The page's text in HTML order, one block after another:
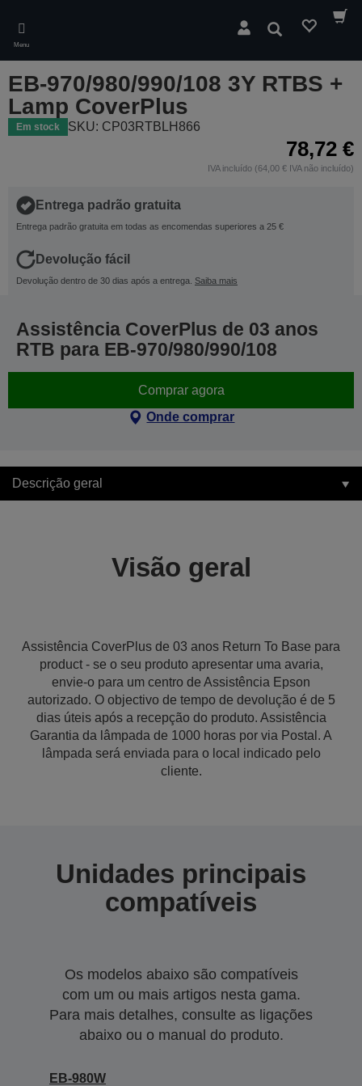
main
content
Menu
Pesquisar
EB-970/980/990/108 3Y RTBS +
Lamp CoverPlus
Em stock SKU: CP03RTBLH866
78,72 €
IVA incluído (64,00 € IVA não incluído)
Entrega padrão gratuita
Entrega padrão gratuita em todas as encomendas superiores a 25 €
Devolução fácil
Devolução dentro de 30 dias após a entrega. Saiba mais
Assistência CoverPlus de 03 anos
RTB para EB-970/980/990/108
Comprar agora
Onde comprar
Descrição geral
Visão geral
Assistência CoverPlus de 03 anos Return To Base para
product - se o seu produto apresentar uma avaria,
envie-o para um centro de Assistência Epson
autorizado. O objectivo de tempo de devolução é de 5
dias úteis após a recepção do produto. Assistência
Garantia da lâmpada de 1000 horas por via Postal. A
lâmpada será enviada para o local indicado pelo
cliente.
Unidades principais
compatíveis
Os modelos abaixo são compatíveis
com um ou mais artigos nesta gama.
Para mais detalhes, consulte as ligações
abaixo ou o manual do produto.
EB-980W